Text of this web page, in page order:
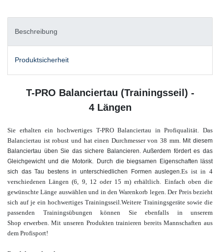
Beschreibung
Produktsicherheit
T-PRO Balanciertau (Trainingsseil) -
4 Längen
Sie erhalten ein hochwertiges T-PRO Balanciertau in Profiqualität. Das
Balanciertau ist robust und hat einen Durchmesser von 38 mm. Mit diesem
Balanciertau üben Sie das sichere Balancieren. Außerdem fördert es das
Gleichgewicht und die Motorik.
Durch die biegsamen Eigenschaften lässt
sich das Tau bestens in unterschiedlichen Formen auslegen.Es ist in 4
verschiedenen Längen (6, 9, 12 oder 15 m) erhältlich. Einfach oben die
gewünschteLänge auswählen und in den Warenkorb legen. Der Preis bezieht
sich auf je ein hochwertiges Trainingsseil. Weitere Trainingsgeräte sowie die
passenden Trainingsübungen können Sie ebenfalls in unserem
Shop erwerben. Mit unseren Produkten trainieren bereits Mannschaften aus
dem Profisport!